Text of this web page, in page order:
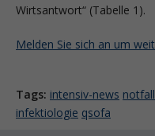
Wirtsantwort“ (Tabelle 1).
Melden Sie sich an um
Tags: intensiv-news
infektiologie qsofa